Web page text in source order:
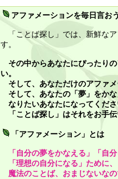
アファメーションを毎日言お
「ことば探し」では、新鮮な
す。
その中からあなたにぴったり
い。
そして、あなただけのアファ
そして、あなたの「夢」をか
なりたいあなたになってくだ
「ことば探し」はそれをお手
「アファメーション」とは
「自分の夢をかなえる」「自
「理想の自分になる」ために
魔法のことば、おまじないな